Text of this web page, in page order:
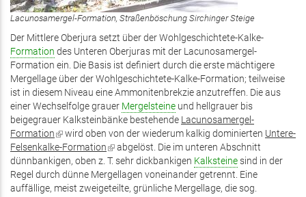
Lacunosamergel-Formation, Straßenböschung Sirchinger Steige
Der Mittlere Oberjura setzt über der Wohlgeschichtete-Kalke-
Formation des Unteren Oberjuras mit der Lacunosamergel-
Formation ein. Die Basis ist definiert durch die erste mächtigere
Mergellage über der Wohlgeschichtete-Kalke-Formation; teilweise
ist in diesem Niveau eine Ammonitenbrekzie anzutreffen. Die aus
einer Wechselfolge grauer Mergelsteine und hellgrauer bis
beigegrauer Kalksteinbänke bestehende Lacunosamergel-
Formation(Link
ist
extern)
wird oben von der wiederum kalkig dominierten Untere-
Felsenkalke-Formation(Link
ist
extern)
abgelöst. Die im unteren Abschnitt
dünnbankigen, oben z. T. sehr dickbankigen Kalksteinesind in der
Regel durch dünne Mergellagen voneinander getrennt. Eine
auffällige, meist zweigeteilte, grünliche Mergellage, die sog.